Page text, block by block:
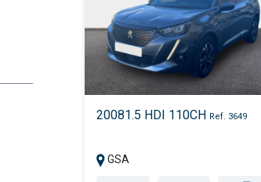
20081.5 HDI 110CH Ref. 3649
GSA